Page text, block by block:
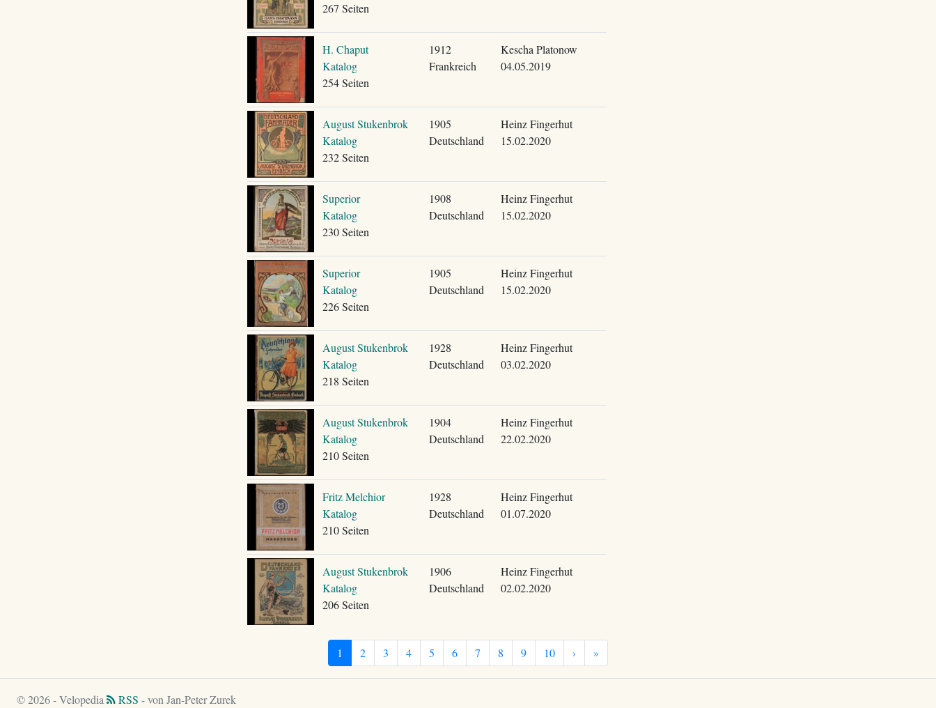
267 Seiten
H. Chaput
Katalog
254 Seiten
1912
Frankreich
Kescha Platonow
04.05.2019
August Stukenbrok
Katalog
232 Seiten
1905
Deutschland
Heinz Fingerhut
15.02.2020
Superior
Katalog
230 Seiten
1908
Deutschland
Heinz Fingerhut
15.02.2020
Superior
Katalog
226 Seiten
1905
Deutschland
Heinz Fingerhut
15.02.2020
August Stukenbrok
Katalog
218 Seiten
1928
Deutschland
Heinz Fingerhut
03.02.2020
August Stukenbrok
Katalog
210 Seiten
1904
Deutschland
Heinz Fingerhut
22.02.2020
Fritz Melchior
Katalog
210 Seiten
1928
Deutschland
Heinz Fingerhut
01.07.2020
August Stukenbrok
Katalog
206 Seiten
1906
Deutschland
Heinz Fingerhut
02.02.2020
1 2 3 4 5 6 7 8 9 10 › »
© 2026 - Velopedia RSS - von Jan-Peter Zurek